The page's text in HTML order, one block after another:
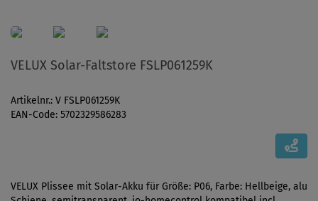
VELUX Solar-Faltstore FSLP061259K
Artikelnr.: V FSLP061259K
EAN-Code: 5702329586283
VELUX Plissee mit Solar-Akku für Größe: P06, Farbe: Hellbeige, alu